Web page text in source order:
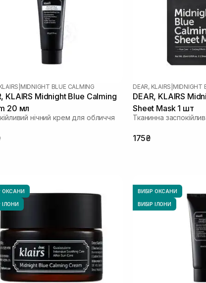
MIDNIGHT BLUE CALMING
KLAIRS Midnight Blue Calming
20 мл
нічний крем для обличчя
DEAR, KLAIRS MIDNIGHT
DEAR, KLAIRS
Sheet Mask 1 шт
Тканинна
175₴
ОКСАНИ
ІЛОНИ
ВИБІР ОКСАНИ
ВИБІР ІЛОНИ